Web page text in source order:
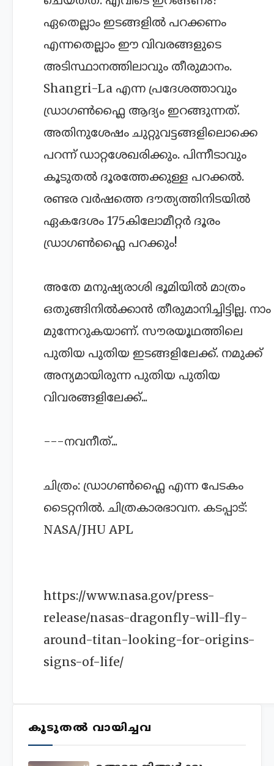
ഏതെല്ലാം ഇടങ്ങളില്‍ പറക്കണം
എന്നതെല്ലാം ഈ വിവരങ്ങളുടെ
അടിസ്ഥാനത്തിലാവും തീരുമാനം.
Shangri-La എന്ന പ്രദേശത്താവും
ഡ്രാഗണ്‍ഫ്ലൈ ആദ്യം ഇറങ്ങുന്നത്.
അതിനുശേഷം ചുറ്റുവട്ടങ്ങളിലൊക്കെ
പറന്ന് ഡാറ്റശേഖരിക്കും. പിന്നീടാവും
കൂടുതല്‍ ദൂരത്തേക്കുള്ള പറക്കല്‍.
രണ്ടര വര്‍ഷത്തെ ദൗത്യത്തിനിടയില്‍
ഏകദേശം 175കിലോമീറ്റര്‍ ദൂരം
ഡ്രാഗണ്‍ഫ്ലൈ പറക്കും!
അതേ മനുഷ്യരാശി ഭൂമിയില്‍ മാത്രം
ഒതുങ്ങിനില്‍ക്കാന്‍ തീരുമാനിച്ചിട്ടില്ല. നാം
മുന്നേറുകയാണ്. സൗരയൂഥത്തിലെ
പുതിയ പുതിയ ഇടങ്ങളിലേക്ക്. നമുക്ക്
അന്യമായിരുന്ന പുതിയ പുതിയ
വിവരങ്ങളിലേക്ക്...
---നവനീത്...
ചിത്രം: ഡ്രാഗണ്‍ഫ്ലൈ എന്ന പേടകം
ടൈറ്റനില്‍. ചിത്രകാരഭാവന. കടപ്പാട്:
NASA/JHU APL
https://www.nasa.gov/press-
release/nasas-dragonfly-will-fly-
around-titan-looking-for-origins-
signs-of-life/
കൂടുതൽ വായിച്ചവ